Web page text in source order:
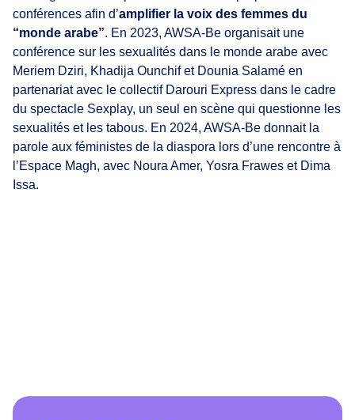
conférences afin d’amplifier la voix des femmes du
“monde arabe”. En 2023, AWSA-Be organisait une
conférence sur les sexualités dans le monde arabe avec
Meriem Dziri, Khadija Ounchif et Dounia Salamé en
partenariat avec le collectif Darouri Express dans le cadre
du spectacle Sexplay, un seul en scène qui questionne les
sexualités et les tabous. En 2024, AWSA-Be donnait la
parole aux féministes de la diaspora lors d’une rencontre à
l’Espace Magh, avec Noura Amer, Yosra Frawes et Dima
Issa.